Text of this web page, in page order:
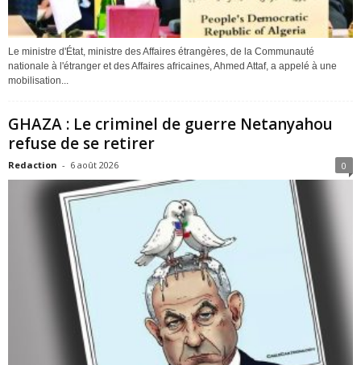
Le ministre d'État, ministre des Affaires étrangères, de la Communauté
nationale à l'étranger et des Affaires africaines, Ahmed Attaf, a appelé à une
mobilisation...
GHAZA : Le criminel de guerre Netanyahou
refuse de se retirer
Redaction - 6 août 2026 0